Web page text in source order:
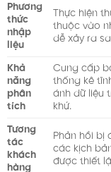
Phương
thức
nhập
liệu
Thực hiện
thuộc vào
dễ xảy ra
Khả
năng
phân
tích
Cung cấp
thống kê
ánh dữ liệu
khứ.
Tương
tác
khách
hàng
Phản hồi bị
các kịch
được thiết